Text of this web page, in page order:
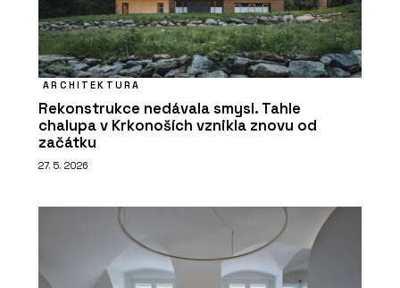
ARCHITEKTURA
Rekonstrukce nedávala smysl. Tahle
chalupa v Krkonoších vznikla znovu od
začátku
27. 5. 2026